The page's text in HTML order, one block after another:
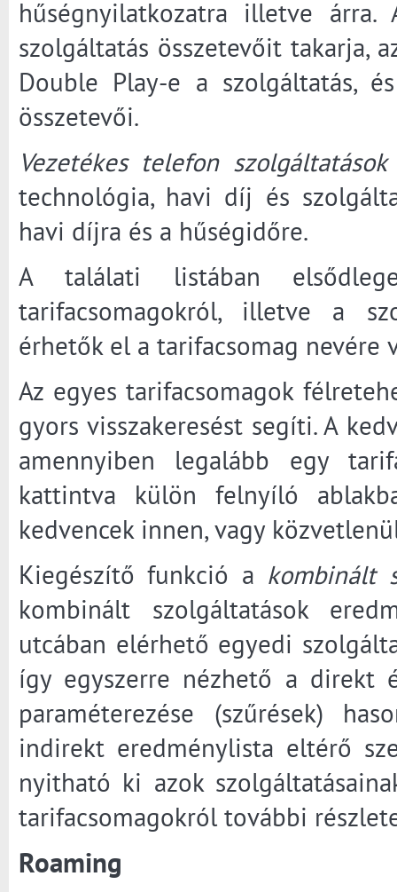
hűségnyilatkozatra illetve
szolgáltatás összetevőit takarja,
Double Play-e a szolgáltatás,
összetevői.
Vezetékes telefon szolgáltatások
technológia, havi díj és
havi díjra és a hűségidőre.
A találati listában
tarifacsomagokról, illetve a
érhetők el a tarifacsomag nevére
Az egyes tarifacsomagok
gyors visszakeresést segíti. A
amennyiben legalább egy
kattintva külön felnyíló
kedvencek innen, vagy
Kiegészítő funkció a kombinált
kombinált szolgáltatások
utcában elérhető egyedi
így egyszerre nézhető a
paraméterezése (szűrések)
indirekt eredménylista eltérő
nyitható ki azok
tarifacsomagokról további
Roaming